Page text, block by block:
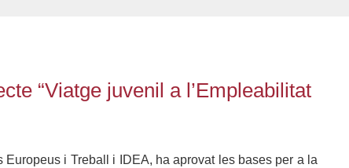
“Viatge juvenil a l’Empleabilitat
i Treball i IDEA, ha aprovat les bases per a la